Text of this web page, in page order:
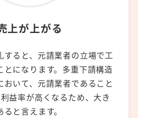
上が上がる
すると、元請業者の立場で工
とになります。多重下請構造
おいて、元請業者であること
益率が高くなるため、大き
と言えます。